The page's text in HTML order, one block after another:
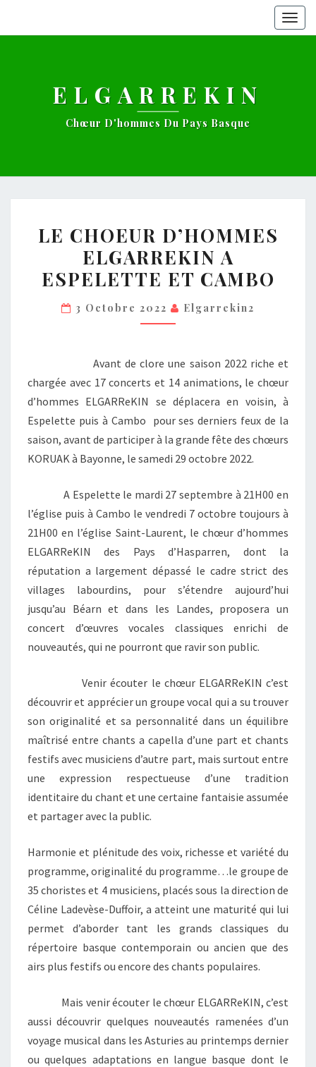
ELGARREKIN
Chœur D'hommes Du Pays Basque
CHOEUR
D’HOMMES
ELGARREKIN
ESPELETTE
LE CHOEUR D’HOMMES
ELGARREKIN A
ESPELETTE ET CAMBO
3 Octobre 2022 Elgarrekin2
Avant de clore une saison 2022 riche et
chargée avec 17 concerts et 14 animations, le chœur
d’hommes ELGARReKIN se déplacera en voisin, à
Espelette puis à Cambo pour ses derniers feux de la
saison, avant de participer à la grande fête des chœurs
KORUAK à Bayonne, le samedi 29 octobre 2022.
A Espelette le mardi 27 septembre à 21H00 en
l’église puis à Cambo le vendredi 7 octobre toujours à
21H00 en l’église Saint-Laurent, le chœur d’hommes
ELGARReKIN des Pays d’Hasparren, dont la
réputation a largement dépassé le cadre strict des
villages labourdins, pour s’étendre aujourd’hui
jusqu’au Béarn et dans les Landes, proposera un
concert d’œuvres vocales classiques enrichi de
nouveautés, qui ne pourront que ravir son public.
Venir écouter le chœur ELGARReKIN c’est
découvrir et apprécier un groupe vocal qui a su trouver
son originalité et sa personnalité dans un équilibre
maîtrisé entre chants a capella d’une part et chants
festifs avec musiciens d’autre part, mais surtout entre
une expression respectueuse d’une tradition
identitaire du chant et une certaine fantaisie assumée
et partager avec la public.
Harmonie et plénitude des voix, richesse et variété du
programme, originalité du programme…le groupe de
35 choristes et 4 musiciens, placés sous la direction de
Céline Ladevèse-Duffoir, a atteint une maturité qui lui
permet d’aborder tant les grands classiques du
répertoire basque contemporain ou ancien que des
airs plus festifs ou encore des chants populaires.
Mais venir écouter le chœur ELGARReKIN, c’est
aussi découvrir quelques nouveautés ramenées d’un
voyage musical dans les Asturies au printemps dernier
ou quelques adaptations en langue basque dont le